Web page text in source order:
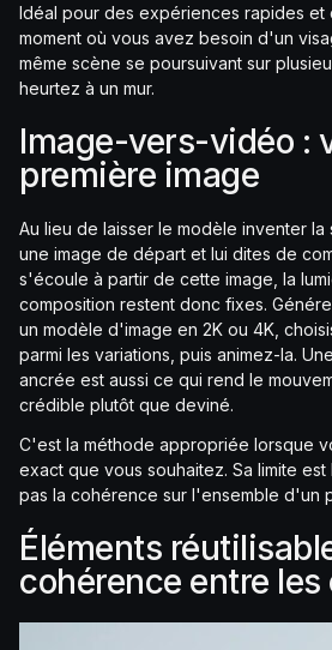
Idéal pour des expériences rapides et
moment où vous avez besoin d'un
même scène se poursuivant sur
heurtez à un mur.
Image-vers-vidéo :
première image
Au lieu de laisser le modèle inventer
une image de départ et lui dites de
s'écoule à partir de cette image, la
composition restent donc fixes.
un modèle d'image en 2K ou 4K,
parmi les variations, puis animez-la.
ancrée est aussi ce qui rend le
crédible plutôt que deviné.
C'est la méthode appropriée lorsque
exact que vous souhaitez. Sa limite est
pas la cohérence sur l'ensemble d'un
Éléments
cohérence entre les